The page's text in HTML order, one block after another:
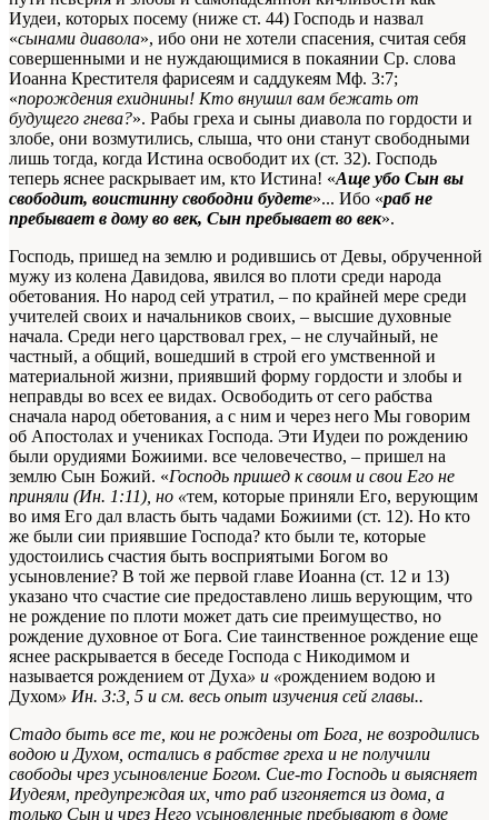
Иудеи, которых посему (ниже ст. 44) Господь и назвал
«сынами диавола», ибо они не хотели спасения, считая себя
совершенными и не нуждающимися в покаянии Ср. слова
Иоанна Крестителя фарисеям и саддукеям Мф. 3:7;
«порождения ехиднины! Кто внушил вам бежать от
будущего гнева?». Рабы греха и сыны диавола по гордости и
злобе, они возмутились, слыша, что они станут свободными
лишь тогда, когда Истина освободит их (ст. 32). Господь
теперь яснее раскрывает им, кто Истина! «Аще убо Сын вы
свободит, воистинну свободни будете»... Ибо «раб не
пребывает в дому во век, Сын пребывает во век».
Господь, пришед на землю и родившись от Девы, обрученной
мужу из колена Давидова, явился во плоти среди народа
обетования. Но народ сей утратил, – по крайней мере среди
учителей своих и начальников своих, – высшие духовные
начала. Среди него царствовал грех, – не случайный, не
частный, а общий, вошедший в строй его умственной и
материальной жизни, приявший форму гордости и злобы и
неправды во всех ее видах. Освободить от сего рабства
сначала народ обетования, а с ним и через него Мы говорим
об Апостолах и учениках Господа. Эти Иудеи по рождению
были орудиями Божиими. все человечество, – пришел на
землю Сын Божий. «Господь пришед к своим и свои Его не
приняли (Ин. 1:11), но «тем, которые приняли Его, верующим
во имя Его дал власть быть чадами Божиими (ст. 12). Но кто
же были сии приявшие Господа? кто были те, которые
удостоились счастия быть восприятыми Богом во
усыновление? В той же первой главе Иоанна (ст. 12 и 13)
указано что счастие сие предоставлено лишь верующим, что
не рождение по плоти может дать сие преимущество, но
рождение духовное от Бога. Сие таинственное рождение еще
яснее раскрывается в беседе Господа с Никодимом и
называется рождением от Духа» и «рождением водою и
Духом» Ин. 3:3, 5 и см. весь опыт изучения сей главы..
Стадо быть все те, кои не рождены от Бога, не возродились
водою и Духом, остались в рабстве греха и не получили
свободы чрез усыновление Богом. Сие-то Господь и выясняет
Иудеям, предупреждая их, что раб изгоняется из дома, а
только Сын и чрез Него усыновленные пребывают в доме